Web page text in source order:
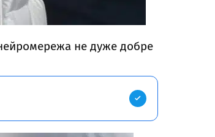
не дуже добре